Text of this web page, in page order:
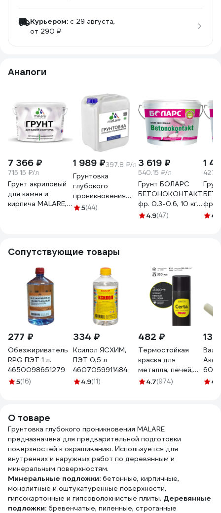
Курьером: c 29 августа,
от 290 ₽
Аналоги
7 366 ₽
715.15 ₽/л
Грунт акриловый
для камня и
кирпича MALARE,
быстросохнущий,
4610362815196
ГКАМБЕЛ1000
1 989 ₽397.8 ₽/л
Грунтовка
глубокого
проникновения
MALARE
5(44)
3 619 ₽
540.15 ₽/л
Грунт БОЛАРС
БЕТОНОКОНТАКТ
фр. 0.3-0.6, 10 кг
00000003105
4.9(47)
1
фр.
4.9
Сопутствующие товары
277 ₽
Обезжириватель
RPG ПЭТ 1 л.
4650098651279
5(16)
334 ₽
Ксилол ЯСХИМ,
ПЭТ 0,5 л
4607059911484
4.9(11)
482 ₽
Термостойкая
краска для
металла, печей,
мангалов,
черный (~RAL
9004), аэрозоль
CPR00038
4.7(974)
60
4.8
О товаре
Грунтовка глубокого проникновения MALARE
предназначена для предварительной подготовки
поверхностей к окрашиванию. Используется для
внутренних и наружных работ по деревянным и
минеральным поверхностям.
Минеральные подложки: бетонные, кирпичные,
монолитные и оштукатуренные поверхности,
гипсокартонные и гипсоволокнистые плиты. Деревянные
подложки: бревенчатые, пиленные, строганные